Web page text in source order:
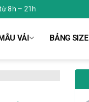
8h – 21h
VẢI BẢNG SIZE